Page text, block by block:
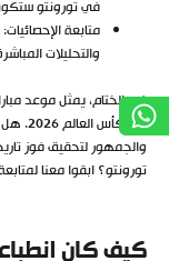
في تورونتو
متابعة
والتحليلات
في الختام، يمثل موعد
في
والجمهور لتحقيق فوز
تورونتو؟ ابقوا معنا
كيف كان